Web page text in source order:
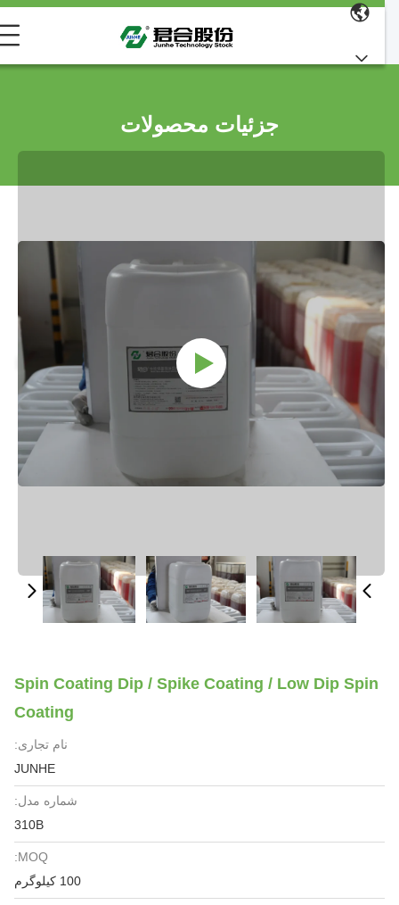
جزئیات محصولات
Spin Coating Dip / Spike Coating / Low Dip Spin
Coating
نام تجاری:
JUNHE
شماره مدل:
310B
MOQ:
100 کیلوگرم